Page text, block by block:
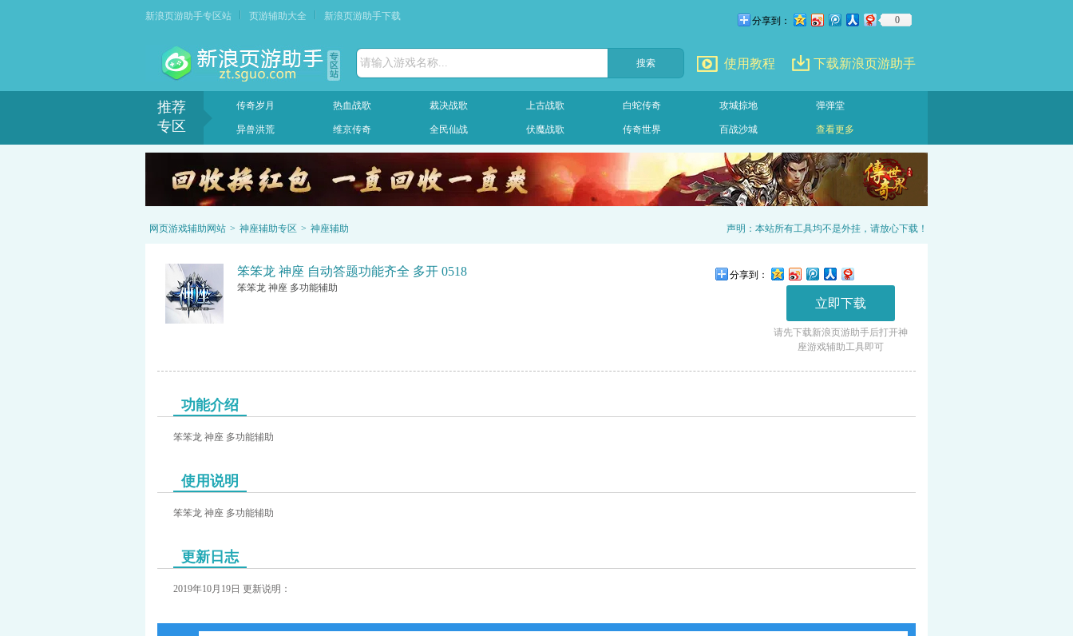
新浪页游助手专区站 页游辅助大全 新浪页游助手下载 分享到： 0
页游助手
请输入游戏名称... 使用教程 下载新浪页游助手
推荐
专区
传奇岁月 热血战歌 裁决战歌 上古战歌 白蛇传奇 攻城掠地 弹弹堂
异兽洪荒 维京传奇 全民仙战 伏魔战歌 传奇世界 百战沙城 查看更多
网页游戏辅助网站 > 神座辅助专区 > 神座辅助 声明：本站所有工具均不是外挂，请放心下载！
笨笨龙 神座 自动答题功能齐全 多开 0518
笨笨龙 神座 多功能辅助
分享到：
立即下载
请先下载新浪页游助手后打开神
座游戏辅助工具即可
功能介绍
笨笨龙 神座 多功能辅助
使用说明
笨笨龙 神座 多功能辅助
更新日志
2019年10月19日 更新说明：